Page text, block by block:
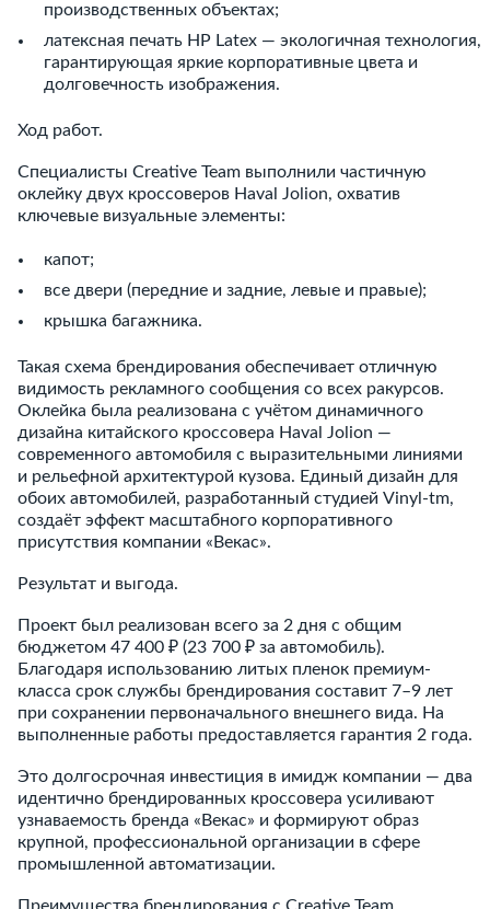
производственных объектах;
латексная печать HP Latex — экологичная технология,
гарантирующая яркие корпоративные цвета и
долговечность изображения.
Ход работ.
Специалисты Creative Team выполнили частичную
оклейку двух кроссоверов Haval Jolion, охватив
ключевые визуальные элементы:
капот;
все двери (передние и задние, левые и правые);
крышка багажника.
Такая схема брендирования обеспечивает отличную
видимость рекламного сообщения со всех ракурсов.
Оклейка была реализована с учётом динамичного
дизайна китайского кроссовера Haval Jolion —
современного автомобиля с выразительными линиями
и рельефной архитектурой кузова. Единый дизайн для
обоих автомобилей, разработанный студией Vinyl-tm,
создаёт эффект масштабного корпоративного
присутствия компании «Векас».
Результат и выгода.
Проект был реализован всего за 2 дня с общим
бюджетом 47 400 ₽ (23 700 ₽ за автомобиль).
Благодаря использованию литых пленок премиум-
класса срок службы брендирования составит 7–9 лет
при сохранении первоначального внешнего вида. На
выполненные работы предоставляется гарантия 2 года.
Это долгосрочная инвестиция в имидж компании — два
идентично брендированных кроссовера усиливают
узнаваемость бренда «Векас» и формируют образ
крупной, профессиональной организации в сфере
промышленной автоматизации.